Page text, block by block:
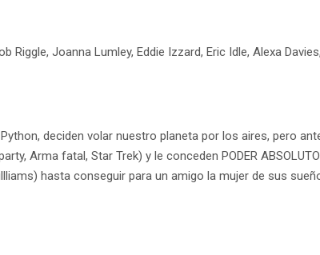
Riggle, Joanna Lumley, Eddie Izzard, Eric Idle, Alexa
deciden volar nuestro planeta por los aires, pero
Arma fatal, Star Trek) y le conceden PODER
hasta conseguir para un amigo la mujer de sus